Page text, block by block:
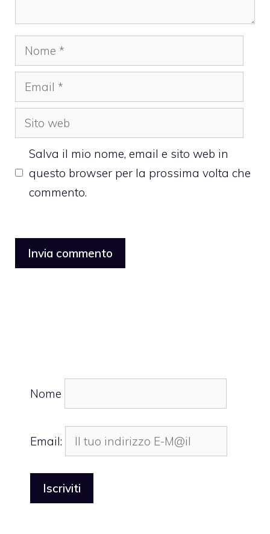
Nome
Email
Sito
web
Salva il mio nome, email e sito web in
questo browser per la prossima volta che
commento.
Nome
Email: